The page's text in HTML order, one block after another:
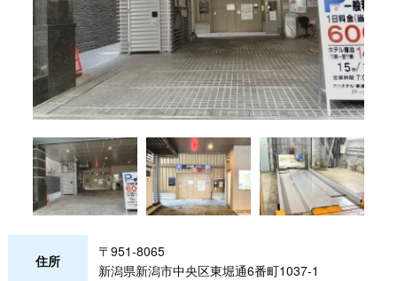
住所
〒951-8065
新潟県新潟市中央区東堀通6番町1037-1